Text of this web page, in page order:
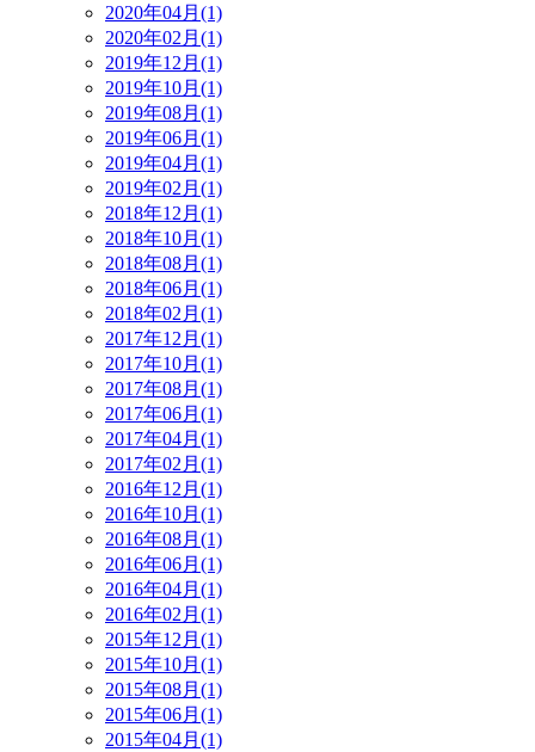
2020年04月(1)
2020年02月(1)
2019年12月(1)
2019年10月(1)
2019年08月(1)
2019年06月(1)
2019年04月(1)
2019年02月(1)
2018年12月(1)
2018年10月(1)
2018年08月(1)
2018年06月(1)
2018年02月(1)
2017年12月(1)
2017年10月(1)
2017年08月(1)
2017年06月(1)
2017年04月(1)
2017年02月(1)
2016年12月(1)
2016年10月(1)
2016年08月(1)
2016年06月(1)
2016年04月(1)
2016年02月(1)
2015年12月(1)
2015年10月(1)
2015年08月(1)
2015年06月(1)
2015年04月(1)